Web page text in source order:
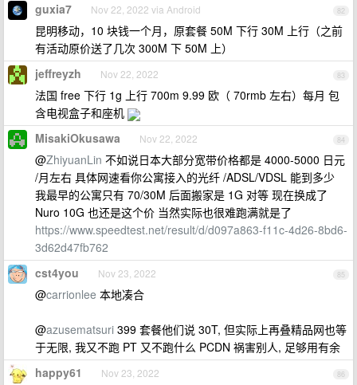
82
guxia7 Nov 22, 2022 via Android
昆明移动，10 块钱一个月，原套餐 50M 下行 30M 上行（之前
有活动原价送了几次 300M 下 50M 上）
83
jeffreyzh Nov 22, 2022
法国 free 下行 1g 上行 700m 9.99 欧（ 70rmb 左右）每月 包
含电视盒子和座机
84
MisakiOkusawa Nov 22, 2022
@ZhiyuanLin 不如说日本大部分宽带价格都是 4000-5000 日元
/月左右 具体网速看你公寓接入的光纤 /ADSL/VDSL 能到多少
我最早的公寓只有 70/30M 后面搬家是 1G 对等 现在换成了
Nuro 10G 也还是这个价 当然实际也很难跑满就是了
https://www.speedtest.net/result/d/d097a863-f11c-4d26-8bd6-
3d62d47fb762
85
cst4you Nov 23, 2022
@carrionlee 本地凑合
@azusematsuri 399 套餐他们说 30T, 但实际上再叠精品网也等
于无限, 我又不跑 PT 又不跑什么 PCDN 祸害别人, 足够用有余
86
happy61 Nov 23, 2022